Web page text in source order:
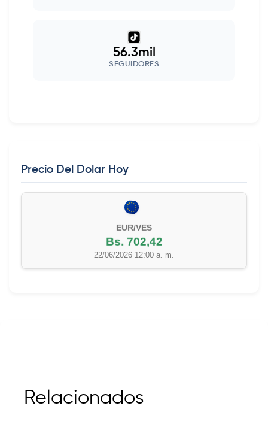
56.3mil
SEGUIDORES
Precio Del Dolar Hoy
EUR/VES
Bs. 702,42
22/06/2026 12:00 a. m.
Relacionados